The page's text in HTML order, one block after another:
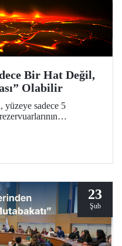
Bir Hat Değil,
Olabilir
yüzeye sadece 5
kaynaklanan
23
Şub